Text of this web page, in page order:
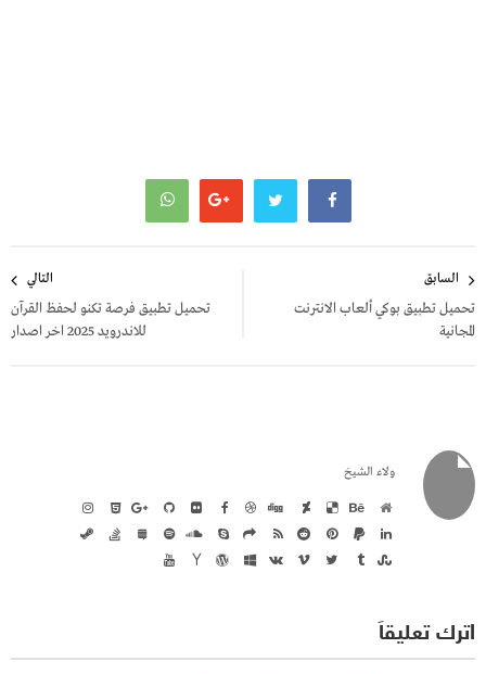
المقالات
السابق
تحميل تطبيق بوكي ألعاب الانترنت
المجانية
التالي
تحميل تطبيق فرصة تكنو لحفظ القرآن
للاندرويد 2025 اخر اصدار
ولاء الشيخ
اترك تعليقاً